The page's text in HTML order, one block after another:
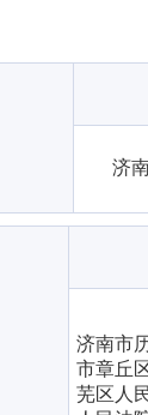
济
济南市
市章丘
芜区人